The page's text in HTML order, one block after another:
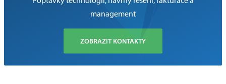
management
ZOBRAZIT KONTAKTY